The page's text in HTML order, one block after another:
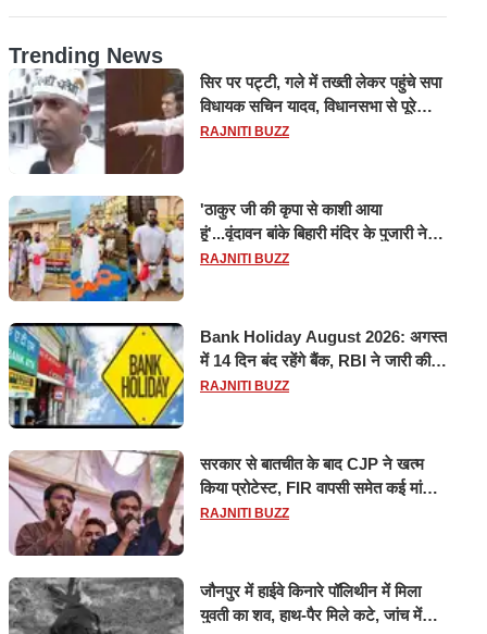
Trending News
सिर पर पट्टी, गले में तख्ती लेकर पहुंचे सपा
विधायक सचिन यादव, विधानसभा से पूरे
मानसून सत्र के लिए किया गया निलंबित
RAJNITI BUZZ
'ठाकुर जी की कृपा से काशी आया
हूं'...वृंदावन बांके बिहारी मंदिर के पुजारी ने
किया श्री काशी विश्वनाथ का जलाभिषेक
RAJNITI BUZZ
Bank Holiday August 2026: अगस्त
में 14 दिन बंद रहेंगे बैंक, RBI ने जारी की
छुट्टियों की लिस्ट​​​​​​​
RAJNITI BUZZ
सरकार से बातचीत के बाद CJP ने खत्म
किया प्रोटेस्ट, FIR वापसी समेत कई मांगों
पर बनी सहमति
RAJNITI BUZZ
जौनपुर में हाईवे किनारे पॉलिथीन में मिला
युवती का शव, हाथ-पैर मिले कटे, जांच में